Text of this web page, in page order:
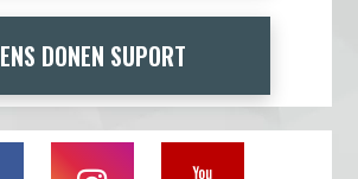
ENS DONEN SUPORT